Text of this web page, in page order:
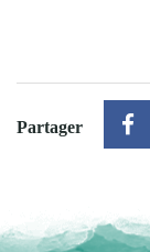
Partager